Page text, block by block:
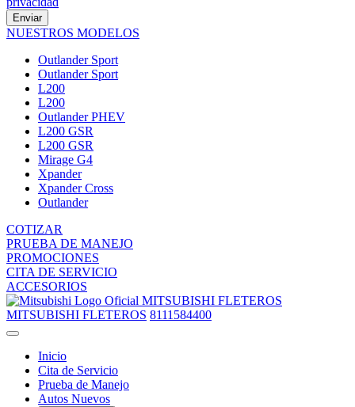
Enviar
NUESTROS MODELOS
Outlander Sport
Outlander Sport
L200
L200
Outlander PHEV
L200 GSR
L200 GSR
Mirage G4
Xpander
Xpander Cross
Outlander
COTIZAR
PRUEBA DE MANEJO
PROMOCIONES
CITA DE SERVICIO
ACCESORIOS
MITSUBISHI FLETEROS
MITSUBISHI FLETEROS 8111584400
Inicio
Cita de Servicio
Prueba de Manejo
Autos Nuevos